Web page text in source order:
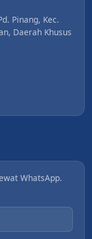
Pinang, Kec.
Daerah Khusus
WhatsApp.